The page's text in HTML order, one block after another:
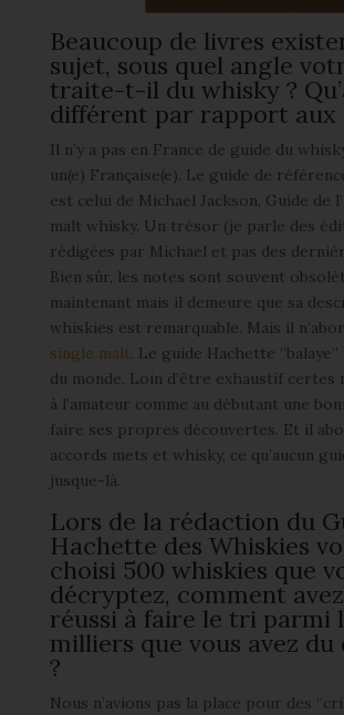
Beaucoup de livres
sujet, sous quel angle
traite-t-il du whisky ?
différent par rapport aux
Il n’y a pas en France de guide du
un(e) Française(e). Le guide de
est celui de Michael Jackson, Guide de
malt whisky. Un trésor (je parle des
rédigées par Michael et pas des
Bien sûr, les notes sont souvent
maintenant mais il demeure que sa
whiskies est remarquable. Mais il
single malt. Le guide Hachette
du monde. Loin d’être exhaustif certes
à l’amateur comme au débutant une
faire ses propres découvertes. Et il
accords mets et whisky, ce qu’aucun
jusque-là.
Lors de la rédaction du
Hachette des Whiskies
choisi 500 whiskies que
décryptez, comment
réussi à faire le tri parmi
milliers que vous avez du
?
Nous n’avions pas la place pour des